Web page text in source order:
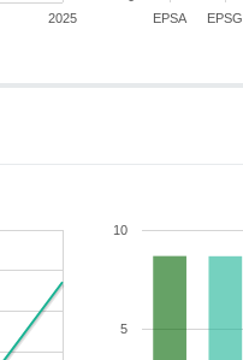
2025 EPSA EPSG
5
10